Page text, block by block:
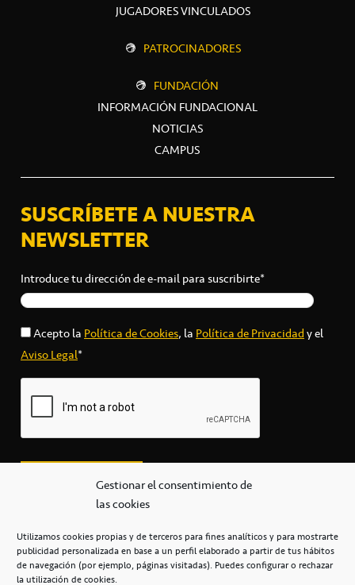
Gestionar el consentimiento de
las cookies
Utilizamos cookies propias y de terceros para fines analíticos y para mostrarte
publicidad personalizada en base a un perfil elaborado a partir de tus hábitos
de navegación (por ejemplo, páginas visitadas). Puedes configurar o rechazar
la utilización de cookies.
JUGADORES VINCULADOS
PATROCINADORES
FUNDACIÓN
INFORMACIÓN FUNDACIONAL
NOTICIAS
CAMPUS
SUSCRÍBETE A NUESTRA
NEWSLETTER
Introduce tu dirección de e-mail para suscribirte*
Acepto la Política de Cookies, la Política de Privacidady el
Aviso Legal*
secretaria@cbcanarias.es
+34 922 253 684